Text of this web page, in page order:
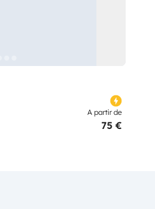
A partir de
75 €